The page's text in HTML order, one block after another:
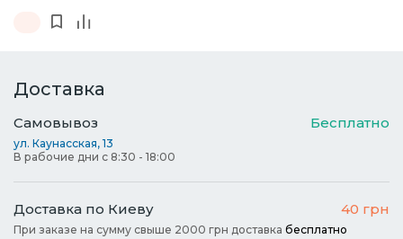
Доставка
Самовывоз Бесплатно
ул. Каунасская, 13
В рабочие дни с 8:30 - 18:00
Доставка по Киеву 40 грн
При заказе на сумму свыше 2000 грн доставка бесплатно